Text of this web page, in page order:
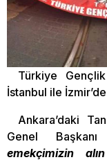
Türkiye
İstanbul ile
Ankara’daki
Genel
emekçimizin